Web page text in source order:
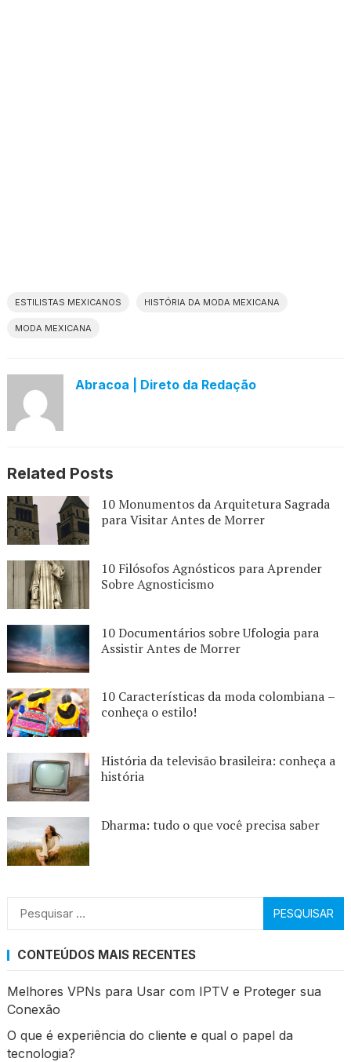
ESTILISTAS MEXICANOS HISTÓRIA DA MODA MEXICANA
MODA MEXICANA
Abracoa | Direto da Redação
Related Posts
10 Monumentos da Arquitetura Sagrada
para Visitar Antes de Morrer
10 Filósofos Agnósticos para Aprender
Sobre Agnosticismo
10 Documentários sobre Ufologia para
Assistir Antes de Morrer
10 Características da moda colombiana –
conheça o estilo!
História da televisão brasileira: conheça a
história
Dharma: tudo o que você precisa saber
Pesquisar
CONTEÚDOS MAIS RECENTES
Melhores VPNs para Usar com IPTV e Proteger sua
Conexão
O que é experiência do cliente e qual o papel da
tecnologia?